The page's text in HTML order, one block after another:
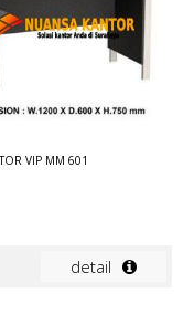
VIP MM 601
detail